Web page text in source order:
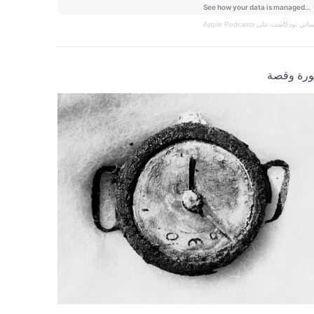
بودكاست على Apple Podcasts
وقصة